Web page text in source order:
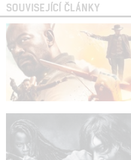
SOUVISEJÍCÍ ČLÁNKY